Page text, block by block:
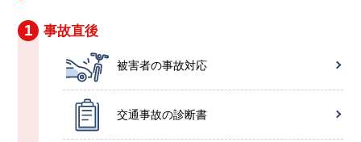
1 事故直後
被害者の事故対応
交通事故の診断書